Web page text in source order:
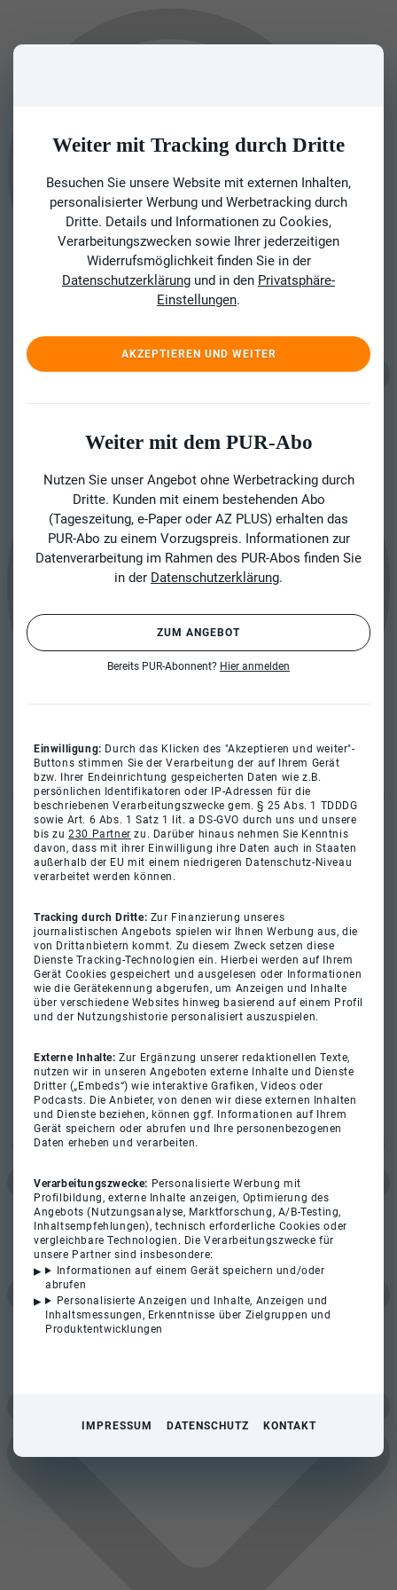
Weiter mit Tracking durch Dritte
Besuchen Sie unsere Website mit externen Inhalten,
personalisierter Werbung und Werbetracking durch
Dritte. Details und Informationen zu Cookies,
Verarbeitungszwecken sowie Ihrer jederzeitigen
Widerrufsmöglichkeit finden Sie in der
Datenschutzerklärung und in den Privatsphäre-
Einstellungen.
AKZEPTIEREN UND WEITER
Weiter mit dem PUR-Abo
Nutzen Sie unser Angebot ohne Werbetracking durch
Dritte. Kunden mit einem bestehenden Abo
(Tageszeitung, e-Paper oder AZ PLUS) erhalten das
PUR-Abo zu einem Vorzugspreis. Informationen zur
Datenverarbeitung im Rahmen des PUR-Abos finden Sie
in der Datenschutzerklärung.
ZUM ANGEBOT
Bereits PUR-Abonnent? Hier anmelden
Einwilligung: Durch das Klicken des "Akzeptieren und weiter"-
Buttons stimmen Sie der Verarbeitung der auf Ihrem Gerät
bzw. Ihrer Endeinrichtung gespeicherten Daten wie z.B.
persönlichen Identifikatoren oder IP-Adressen für die
beschriebenen Verarbeitungszwecke gem. § 25 Abs. 1 TDDDG
sowie Art. 6 Abs. 1 Satz 1 lit. a DS-GVO durch uns und unsere
bis zu230 Partner zu. Darüber hinaus nehmen Sie Kenntnis
davon, dass mit ihrer Einwilligung ihre Daten auch in Staaten
außerhalb der EU mit einem niedrigeren Datenschutz-Niveau
verarbeitet werden können.
Tracking durch Dritte: Zur Finanzierung unseres
journalistischen Angebots spielen wir Ihnen Werbung aus, die
von Drittanbietern kommt. Zu diesem Zweck setzen diese
Dienste Tracking-Technologien ein. Hierbei werden auf Ihrem
Gerät Cookies gespeichert und ausgelesen oder Informationen
wie die Gerätekennung abgerufen, um Anzeigen und Inhalte
über verschiedene Websites hinweg basierend auf einem Profil
und der Nutzungshistorie personalisiert auszuspielen.
Externe Inhalte:Zur Ergänzung unserer redaktionellen Texte,
nutzen wir in unseren Angeboten externe Inhalte und Dienste
Dritter („Embeds“) wie interaktive Grafiken, Videos oder
Podcasts. Die Anbieter, von denen wir diese externen Inhalten
und Dienste beziehen, können ggf. Informationen auf Ihrem
Gerät speichern oder abrufen und Ihre personenbezogenen
Daten erheben und verarbeiten.
Verarbeitungszwecke: Personalisierte Werbung mit
Profilbildung, externe Inhalte anzeigen, Optimierung des
Angebots (Nutzungsanalyse, Marktforschung, A/B-Testing,
Inhaltsempfehlungen), technisch erforderliche Cookies oder
vergleichbare Technologien. Die Verarbeitungszwecke für
unsere Partner sind insbesondere:
Informationen auf einem Gerät speichern und/oder
abrufen
Personalisierte Anzeigen und Inhalte, Anzeigen und
Inhaltsmessungen, Erkenntnisse über Zielgruppen und
Produktentwicklungen
IMPRESSUM DATENSCHUTZ KONTAKT